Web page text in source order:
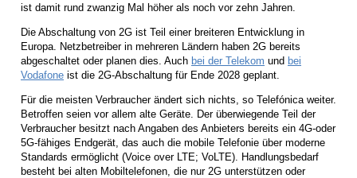
ist damit rund zwanzig Mal höher als noch vor zehn Jahren.
Die Abschaltung von 2G ist Teil einer breiteren Entwicklung in
Europa. Netzbetreiber in mehreren Ländern haben 2G bereits
abgeschaltet oder planen dies. Auch bei der Telekom und bei
Vodafone ist die 2G-Abschaltung für Ende 2028 geplant.
Für die meisten Verbraucher ändert sich nichts, so Telefónica weiter.
Betroffen seien vor allem alte Geräte. Der überwiegende Teil der
Verbraucher besitzt nach Angaben des Anbieters bereits ein 4G-oder
5G-fähiges Endgerät, das auch die mobile Telefonie über moderne
Standards ermöglicht (Voice over LTE; VoLTE). Handlungsbedarf
besteht bei alten Mobiltelefonen, die nur 2G unterstützen oder